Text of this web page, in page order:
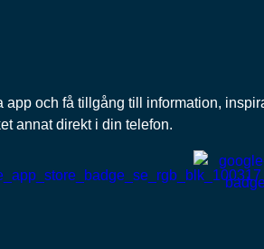
app och få tillgång till information,
annat direkt i din telefon.